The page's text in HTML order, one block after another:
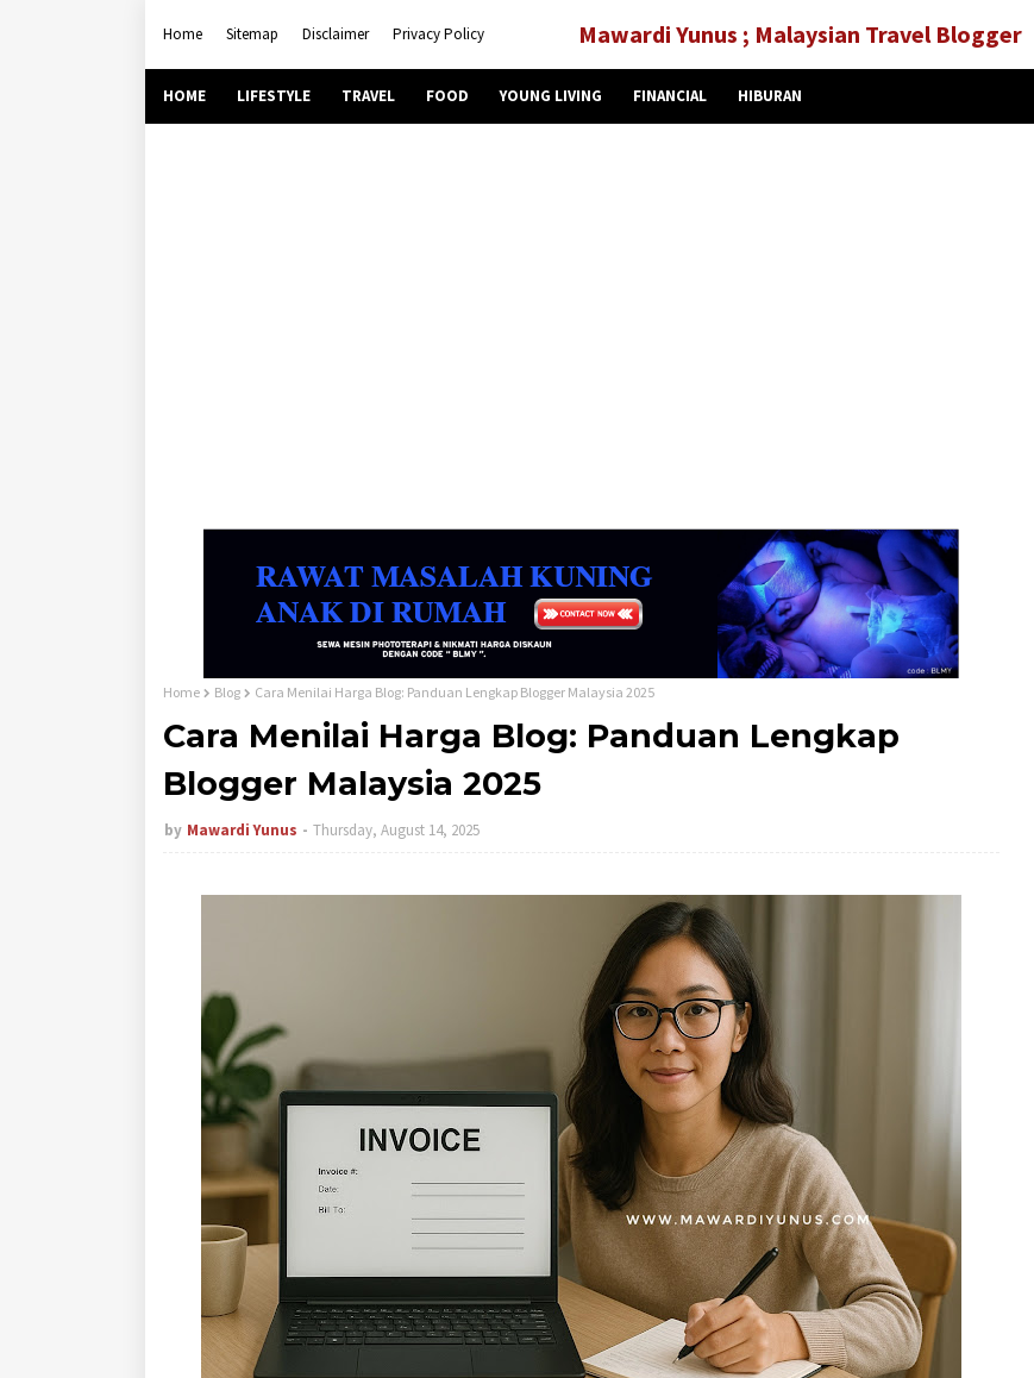
Home Sitemap Disclaimer Privacy Policy Mawardi Yunus ; Malaysian Travel Blogger
HOME LIFESTYLE TRAVEL FOOD YOUNG LIVING FINANCIAL HIBURAN
Home Blog Cara Menilai Harga Blog: Panduan Lengkap Blogger Malaysia 2025
Cara Menilai Harga Blog: Panduan Lengkap
Blogger Malaysia 2025
by Mawardi Yunus Thursday, August 14, 2025